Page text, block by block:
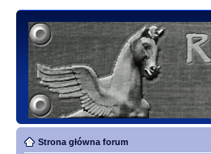
Strona główna forum